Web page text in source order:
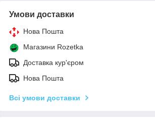
Умови доставки
Нова Пошта
Магазини Rozetka
Доставка кур'єром
Нова Пошта
Всі умови доставки